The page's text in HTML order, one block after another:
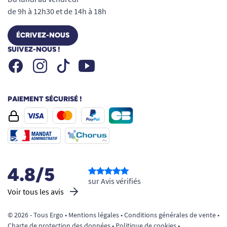
serein et profitez d’une aide à la marche pensée
pour votre confort et votre style.
Besoin d’un conseil ? Consultez notre guide :
Comment choisir une canne de marche ?
de 9h à 12h30 et de 14h à 18h
ÉCRIVEZ-NOUS
SUIVEZ-NOUS !
FacebookInstagramTiktok Youtube
PAIEMENT SÉCURISÉ !
4.8/5
Voir tous les avis
sur Avis vérifiés
© 2026 - Tous Ergo • Mentions légales•Conditions générales de vente•